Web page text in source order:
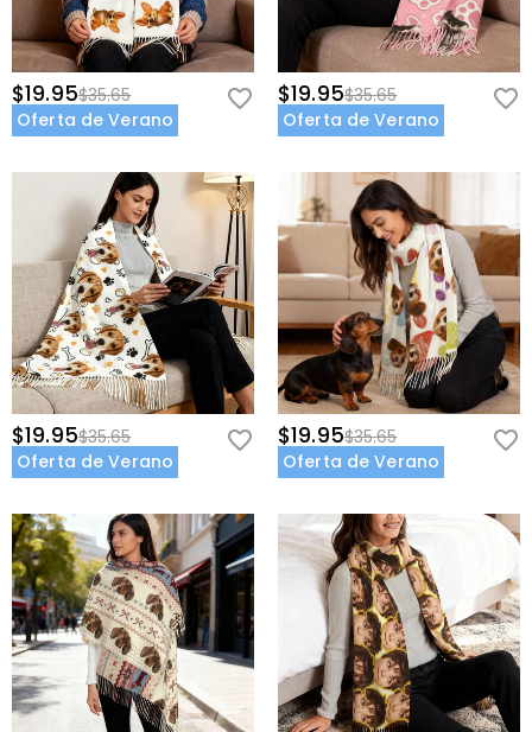
$19.95$35.65
Oferta de Verano
$19.95$35.65
Oferta de Verano
$19.95$35.65
Oferta de Verano
$19.95$35.65
Oferta de Verano